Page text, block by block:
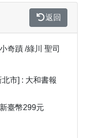
返回
奇蹟 /綠川 聖司
市] : 大和書報
臺幣299元